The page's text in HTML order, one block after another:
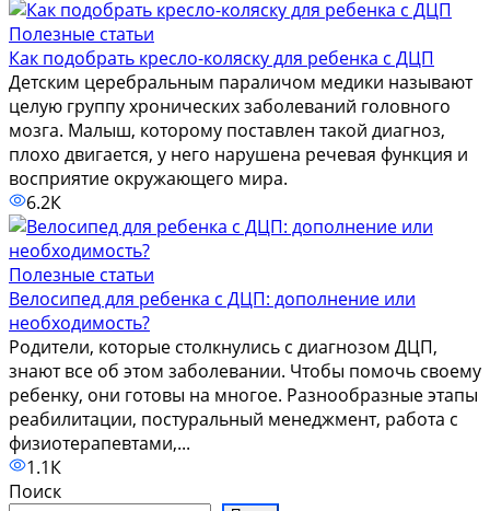
Полезные статьи
Как подобрать кресло-коляску для ребенка с ДЦП
Детским церебральным параличом медики называют
целую группу хронических заболеваний головного
мозга. Малыш, которому поставлен такой диагноз,
плохо двигается, у него нарушена речевая функция и
восприятие окружающего мира.
6.2К
Полезные статьи
Велосипед для ребенка с ДЦП: дополнение или
необходимость?
Родители, которые столкнулись с диагнозом ДЦП,
знают все об этом заболевании. Чтобы помочь своему
ребенку, они готовы на многое. Разнообразные этапы
реабилитации, постуральный менеджмент, работа с
физиотерапевтами,...
1.1К
Поиск